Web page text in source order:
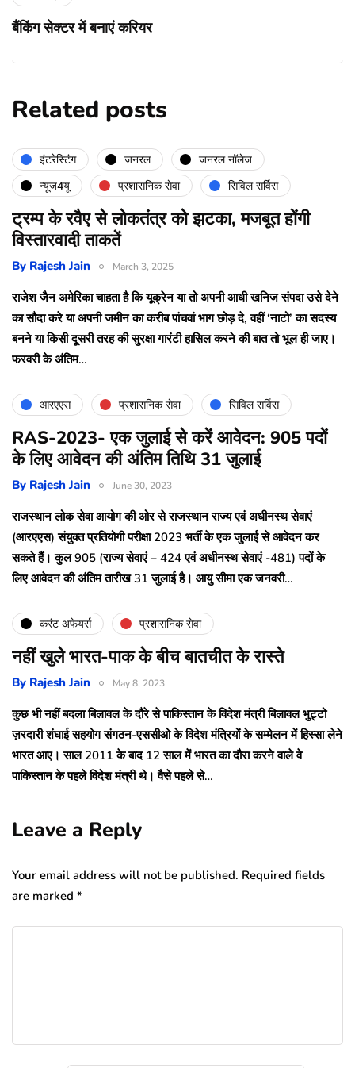
बैंकिंग सेक्टर में बनाएं करियर
Related posts
इंटरेस्टिंग जनरल
जनरल नॉलेज
न्यूज4यू
प्रशासनिक सेवा सिविल सर्विस
ट्रम्प के रवैए से लोकतंत्र को झटका, मजबूत होंगी
विस्तारवादी ताकतें
By Rajesh Jain March 3, 2025
राजेश जैन अमेरिका चाहता है कि यूक्रेन या तो अपनी आधी खनिज संपदा उसे देने
का सौदा करे या अपनी जमीन का करीब पांचवां भाग छोड़ दे, वहीं ‘नाटो’ का सदस्य
बनने या किसी दूसरी तरह की सुरक्षा गारंटी हासिल करने की बात तो भूल ही जाए।
फरवरी के अंतिम…
आरएएस प्रशासनिक सेवा सिविल सर्विस
RAS-2023- एक जुलाई से करें आवेदन: 905 पदों
के लिए आवेदन की अंतिम तिथि 31 जुलाई
By Rajesh Jain June 30, 2023
राजस्थान लोक सेवा आयोग की ओर से राजस्थान राज्य एवं अधीनस्थ सेवाएं
(आरएएस) संयुक्त प्रतियोगी परीक्षा 2023 भर्ती के एक जुलाई से आवेदन कर
सकते हैं। कुल 905 (राज्य सेवाएं – 424 एवं अधीनस्थ सेवाएं -481) पदों के
लिए आवेदन की अंतिम तारीख 31 जुलाई है। आयु सीमा एक जनवरी…
करंट अफेयर्स प्रशासनिक सेवा
नहीं खुले भारत-पाक के बीच बातचीत के रास्ते
By Rajesh Jain May 8, 2023
कुछ भी नहीं बदला बिलावल के दौरे से पाकिस्तान के विदेश मंत्री बिलावल भुट्टो
ज़रदारी शंघाई सहयोग संगठन-एससीओ के विदेश मंत्रियों के सम्मेलन में हिस्सा लेने
भारत आए। साल 2011 के बाद 12 साल में भारत का दौरा करने वाले वे
पाकिस्तान के पहले विदेश मंत्री थे। वैसे पहले से…
Leave a Reply
Your email address will not be published. Required fields
are marked *